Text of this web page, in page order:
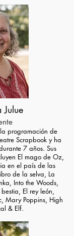
programación de
Scrapbook y ha
7 años. Sus
El mago de Oz,
en el país de las
de la selva, La
Into the Woods,
El rey león,
Mary Poppins, High
& Elf.